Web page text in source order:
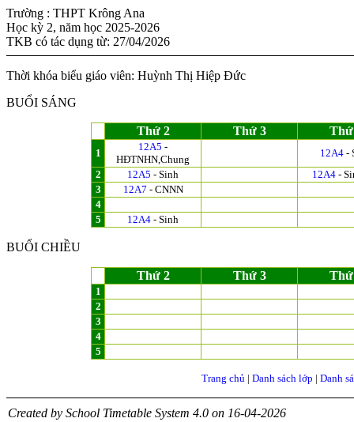
Trường : THPT Krông Ana
Học kỳ 2, năm học 2025-2026
TKB có tác dụng từ: 27/04/2026
Thời khóa biểu giáo viên: Huỳnh Thị Hiệp Đức
BUỔI SÁNG
Thứ 2 Thứ 3 Thứ
1
12A5 -
HĐTNHN,Chung
12A4 -
2
12A5 - Sinh 12A4-
3
12A7 - CNNN
4
5
12A4 - Sinh
BUỔI CHIỀU
Thứ 2 Thứ 3 Thứ
1
2
3
4
5
Trang chủ| Danh sách lớp | Danh
Created by School Timetable System 4.0 on 16-04-2026